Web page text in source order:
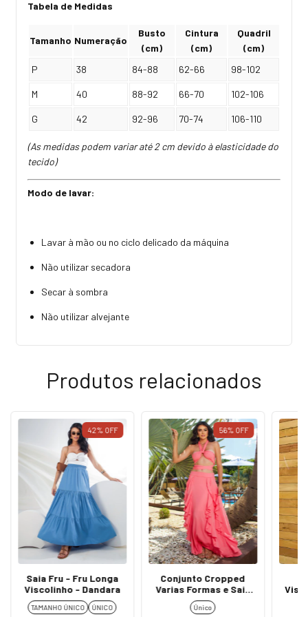
Tabela de Medidas
Tamanho Numeração
Busto
(cm)
Cintura
(cm)
Quadril
(cm)
P
38 84-88 62-66 98-102
M 40 88-92 66-70 102-106
G 42 92-96 70-74 106-110
(As medidas podem variar até 2 cm devido à elasticidade do
tecido)
Modo de lavar:
Lavar à mão ou no ciclo delicado da máquina
Não utilizar secadora
Secar à sombra
Não utilizar alvejante
Produtos relacionados
42% OFF
Saia Fru - Fru Longa
Viscolinho - Dandara
TAMANHO ÚNICO ÚNICO
56% OFF
Conjunto Cropped
Varias Formas e Saia
Longa Fenda - Magali
Único